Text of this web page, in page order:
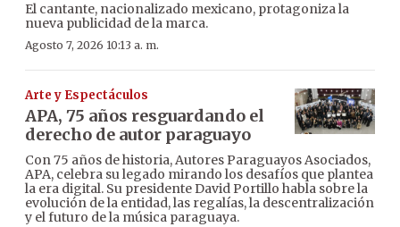
El cantante, nacionalizado mexicano, protagoniza la
nueva publicidad de la marca.
Agosto 7, 2026 10:13 a. m.
Arte y Espectáculos
APA, 75 años resguardando el
derecho de autor paraguayo
Con 75 años de historia, Autores Paraguayos Asociados,
APA, celebra su legado mirando los desafíos que plantea
la era digital. Su presidente David Portillo habla sobre la
evolución de la entidad, las regalías, la descentralización
y el futuro de la música paraguaya.